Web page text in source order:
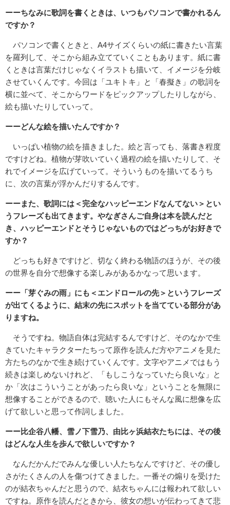
ーーちなみに歌詞を書くときは、いつもパソコンで書かれるん
ですか？
パソコンで書くときと、A4サイズくらいの紙に書きたい言葉
を羅列して、そこから組み立てていくこともあります。紙に書
くときは言葉だけじゃなくイラストも描いて、イメージを分岐
させていくんです。今回は「ユキトキ」と「春擬き」の歌詞を
横に並べて、そこからワードをピックアップしたりしながら、
絵も描いたりしていって。
ーーどんな絵を描いたんですか？
いっぱい植物の絵を描きました。絵と言っても、落書き程度
ですけどね。植物が芽吹いていく過程の絵を描いたりして、そ
れでイメージを広げていって。そういうものを描いてるうち
に、次の言葉が浮かんだりするんです。
ーーまた、歌詞には＜完全なハッピーエンドなんてない＞とい
うフレーズも出てきます。やなぎさんご自身は本を読んだと
き、ハッピーエンドとそうじゃないものではどっちがお好きで
すか？
どっちも好きですけど、切なく終わる物語のほうが、その後
の世界を自分で想像する楽しみがあるかなって思います。
ーー「芽ぐみの雨」にも＜エンドロールの先＞というフレーズ
が出てくるように、結末の先にスポットを当てている部分があ
りますね。
そうですね。物語自体は完結するんですけど、そのなかで生
きていたキャラクターたちって原作を読んだ方やアニメを見た
方たちのなかで生き続けていくんです。文字やアニメではもう
続きは楽しめないけれど、「もしこうなっていたら良いな」と
か「次はこういうことがあったら良いな」ということを無限に
想像することができるので、聴いた人にもそんな風に想像を広
げて欲しいと思って作詞しました。
ーー比企谷八幡、雪ノ下雪乃、由比ヶ浜結衣たちには、その後
はどんな人生を歩んで欲しいですか？
なんだかんだでみんな優しい人たちなんですけど、その優し
さがたくさんの人を傷つけてきました。一番その煽りを受けた
のが結衣ちゃんだと思うので、結衣ちゃんには報われて欲しい
ですね。原作を読んだときから、彼女の想いが伝わってきて悲